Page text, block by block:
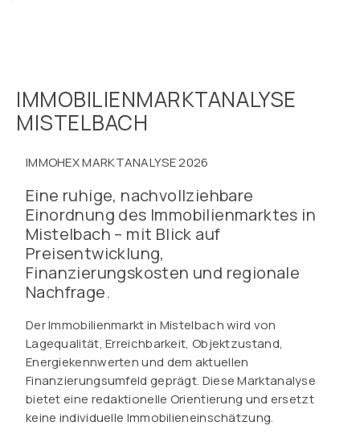
IMMOBILIENMARKTANALYSE
MISTELBACH
IMMOHEX MARKTANALYSE 2026
Eine ruhige, nachvollziehbare
Einordnung des Immobilienmarktes in
Mistelbach – mit Blick auf
Preisentwicklung,
Finanzierungskosten und regionale
Nachfrage.
Der Immobilienmarkt in Mistelbach wird von
Lagequalität, Erreichbarkeit, Objektzustand,
Energiekennwerten und dem aktuellen
Finanzierungsumfeld geprägt. Diese Marktanalyse
bietet eine redaktionelle Orientierung und ersetzt
keine individuelle Immobilieneinschätzung.